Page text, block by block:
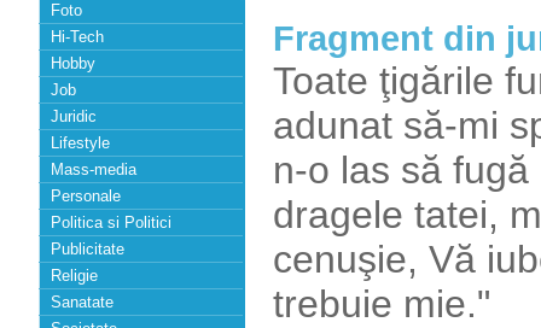
Foto
Hi-Tech
Hobby
Job
Juridic
Lifestyle
Mass-media
Personale
Politica si Politici
Publicitate
Religie
Sanatate
Fragment din
Toate ţigările
adunat să-mi
n-o las să
dragele tatei,
cenuşie, Vă
trebuie mie."